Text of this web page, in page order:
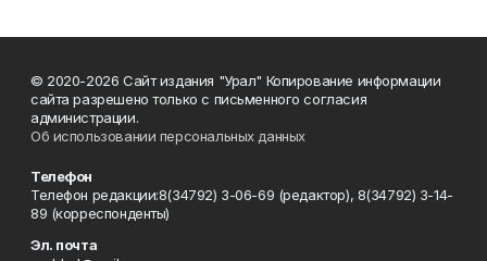
© 2020-2026 Сайт издания "Урал" Копирование информации
сайта разрешено только с письменного согласия
администрации.
Об использовании персональных данных
Телефон
Телефон редакции:8(34792) 3-06-69 (редактор), 8(34792) 3-14-
89 (корреспонденты)
Эл. почта